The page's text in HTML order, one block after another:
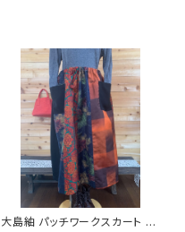
大島紬 パッチワークスカート 2